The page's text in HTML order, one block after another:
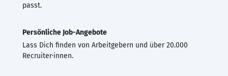
passt.
Persönliche Job-Angebote
Lass Dich finden von Arbeitgebern und über 20.000
Recruiter·innen.